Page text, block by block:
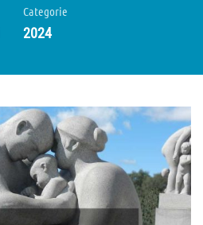
Categorie
2024